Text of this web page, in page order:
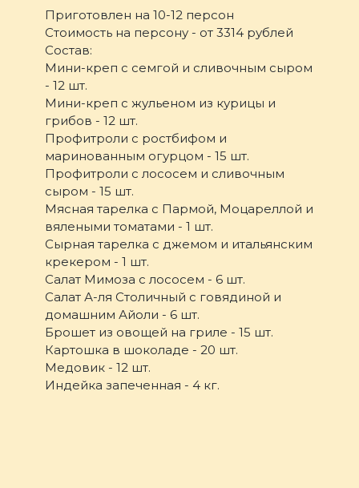
Приготовлен на 10-12 персон
Стоимость на персону - от 3314 рублей
Состав:
Мини-креп с семгой и сливочным сыром
- 12 шт.
Мини-креп с жульеном из курицы и
грибов - 12 шт.
Профитроли с ростбифом и
маринованным огурцом - 15 шт.
Профитроли с лососем и сливочным
сыром - 15 шт.
Мясная тарелка с Пармой, Моцареллой и
вялеными томатами - 1 шт.
Сырная тарелка с джемом и итальянским
крекером - 1 шт.
Салат Мимоза с лососем - 6 шт.
Салат А-ля Столичный с говядиной и
домашним Айоли - 6 шт.
Брошет из овощей на гриле - 15 шт.
Картошка в шоколаде - 20 шт.
Медовик - 12 шт.
Индейка запеченная - 4 кг.